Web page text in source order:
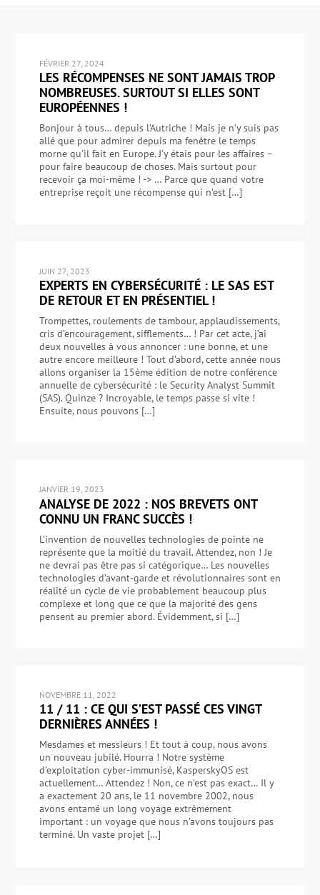
FÉVRIER 27, 2024
LES RÉCOMPENSES NE SONT JAMAIS TROP
NOMBREUSES. SURTOUT SI ELLES SONT
EUROPÉENNES !
Bonjour à tous… depuis l’Autriche ! Mais je n’y suis pas
allé que pour admirer depuis ma fenêtre le temps
morne qu’il fait en Europe. J’y étais pour les affaires –
pour faire beaucoup de choses. Mais surtout pour
recevoir ça moi-même ! -> … Parce que quand votre
entreprise reçoit une récompense qui n’est […]
JUIN 27, 2023
EXPERTS EN CYBERSÉCURITÉ : LE SAS EST
DE RETOUR ET EN PRÉSENTIEL !
Trompettes, roulements de tambour, applaudissements,
cris d’encouragement, sifflements… ! Par cet acte, j’ai
deux nouvelles à vous annoncer : une bonne, et une
autre encore meilleure ! Tout d’abord, cette année nous
allons organiser la 15ème édition de notre conférence
annuelle de cybersécurité : le Security Analyst Summit
(SAS). Quinze ? Incroyable, le temps passe si vite !
Ensuite, nous pouvons […]
JANVIER 19, 2023
ANALYSE DE 2022 : NOS BREVETS ONT
CONNU UN FRANC SUCCÈS !
L’invention de nouvelles technologies de pointe ne
représente que la moitié du travail. Attendez, non ! Je
ne devrai pas être pas si catégorique… Les nouvelles
technologies d’avant-garde et révolutionnaires sont en
réalité un cycle de vie probablement beaucoup plus
complexe et long que ce que la majorité des gens
pensent au premier abord. Évidemment, si […]
NOVEMBRE 11, 2022
11 / 11 : CE QUI S’EST PASSÉ CES VINGT
DERNIÈRES ANNÉES !
Mesdames et messieurs ! Et tout à coup, nous avons
un nouveau jubilé. Hourra ! Notre système
d’exploitation cyber-immunisé, KasperskyOS est
actuellement… Attendez ! Non, ce n’est pas exact… Il y
a exactement 20 ans, le 11 novembre 2002, nous
avons entamé un long voyage extrêmement
important : un voyage que nous n’avons toujours pas
terminé. Un vaste projet […]